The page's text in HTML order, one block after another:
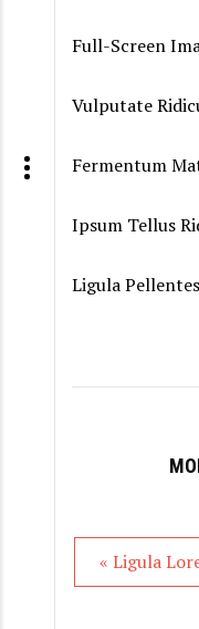
Full-Screen
Vulputate
Fermentum
Ipsum Tellus
Ligula
« Ligula